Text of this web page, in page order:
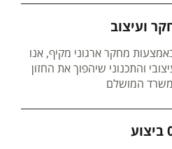
מחקר ארגוני מקיף, אנו
והתכנוני שיהפוך את החזון
המושלם